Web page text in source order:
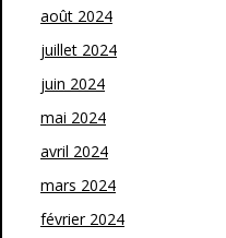
août 2024
juillet 2024
juin 2024
mai 2024
avril 2024
mars 2024
février 2024